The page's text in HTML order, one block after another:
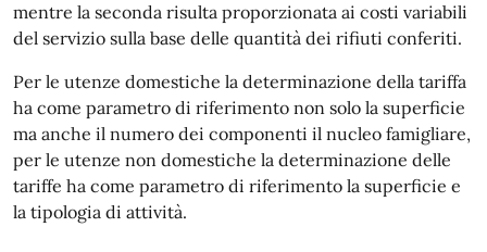
mentre la seconda risulta proporzionata ai costi variabili
del servizio sulla base delle quantità dei rifiuti conferiti.
Per le utenze domestiche la determinazione della tariffa
ha come parametro di riferimento non solo la superficie
ma anche il numero dei componenti il nucleo famigliare,
per le utenze non domestiche la determinazione delle
tariffe ha come parametro di riferimento la superficie e
la tipologia di attività.